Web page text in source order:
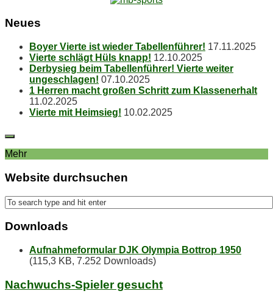
Neu­es
Boy­er Vier­te ist wie­der Tabellenführer! 17.11.2025
Vier­te schlägt Hüls knapp! 12.10.2025
Der­by­sieg beim Ta­bel­len­füh­rer! Vier­te wei­ter
ungeschlagen! 07.10.2025
1 Her­ren macht gro­ßen Schritt zum Klassenerhalt
11.02.2025
Vier­te mit Heimsieg! 10.02.2025
Mehr
Web­site durchsuchen
Down­loads
Aufnahmeformular DJK Olympia Bottrop 1950
(115,3 KB, 7.252 Downloads)
Nach­wuchs-Spie­ler gesucht